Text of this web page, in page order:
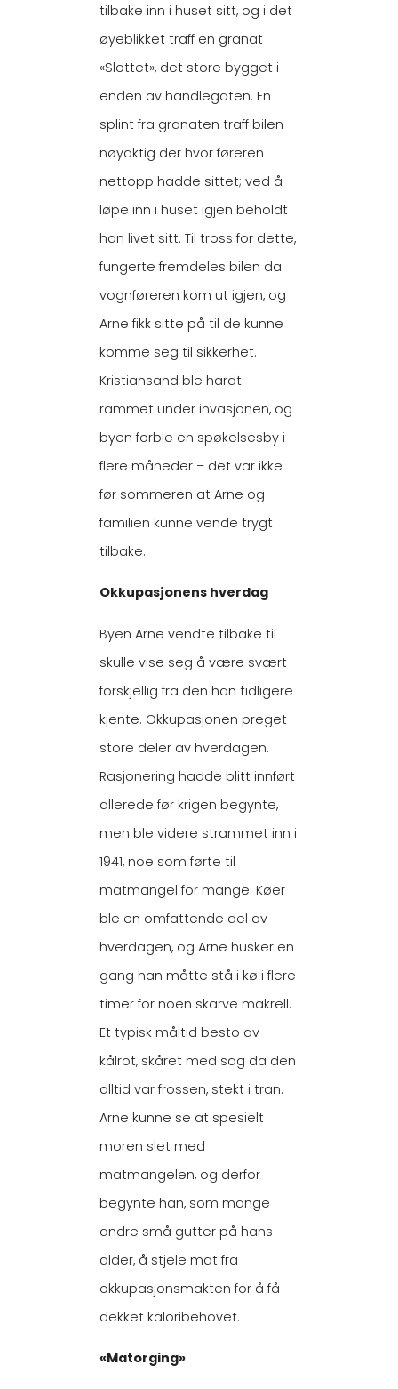
tilbake inn i huset sitt, og i det
øyeblikket traff en granat
«Slottet», det store bygget i
enden av handlegaten. En
splint fra granaten traff bilen
nøyaktig der hvor føreren
nettopp hadde sittet; ved å
løpe inn i huset igjen beholdt
han livet sitt. Til tross for dette,
fungerte fremdeles bilen da
vognføreren kom ut igjen, og
Arne fikk sitte på til de kunne
komme seg til sikkerhet.
Kristiansand ble hardt
rammet under invasjonen, og
byen forble en spøkelsesby i
flere måneder – det var ikke
før sommeren at Arne og
familien kunne vende trygt
tilbake.
Okkupasjonens hverdag
Byen Arne vendte tilbake til
skulle vise seg å være svært
forskjellig fra den han tidligere
kjente. Okkupasjonen preget
store deler av hverdagen.
Rasjonering hadde blitt innført
allerede før krigen begynte,
men ble videre strammet inn i
1941, noe som førte til
matmangel for mange. Køer
ble en omfattende del av
hverdagen, og Arne husker en
gang han måtte stå i kø i flere
timer for noen skarve makrell.
Et typisk måltid besto av
kålrot, skåret med sag da den
alltid var frossen, stekt i tran.
Arne kunne se at spesielt
moren slet med
matmangelen, og derfor
begynte han, som mange
andre små gutter på hans
alder, å stjele mat fra
okkupasjonsmakten for å få
dekket kaloribehovet.
«Matorging»